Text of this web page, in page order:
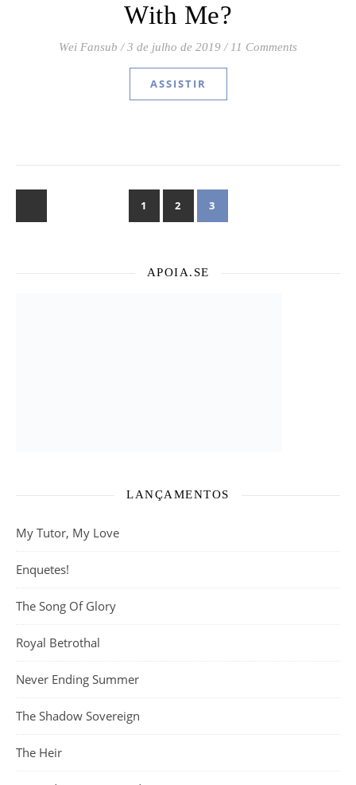
With Me?
Wei Fansub / 3 de julho de 2019 / 11 Comments
ASSISTIR
1 2 3
APOIA.SE
LANÇAMENTOS
My Tutor, My Love
Enquetes!
The Song Of Glory
Royal Betrothal
Never Ending Summer
The Shadow Sovereign
The Heir